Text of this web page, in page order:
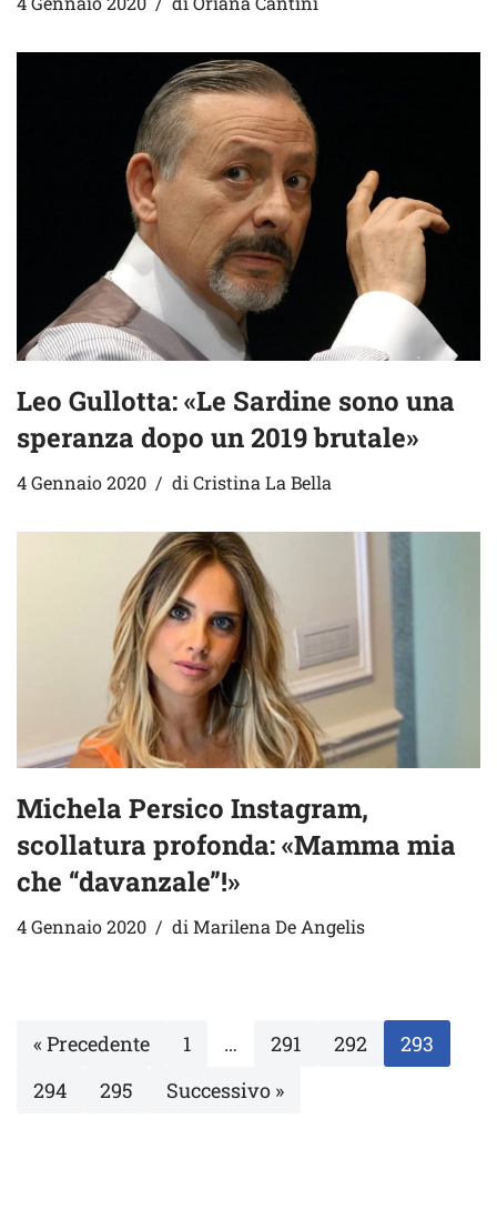
Leo Gullotta: «Le Sardine sono una
speranza dopo un 2019 brutale»
4 Gennaio 2020 di Cristina La Bella
Michela Persico Instagram,
scollatura profonda: «Mamma mia
che “davanzale”!»
4 Gennaio 2020 diMarilena De Angelis
« Precedente 1 … 291 292
293
294
295 Successivo »